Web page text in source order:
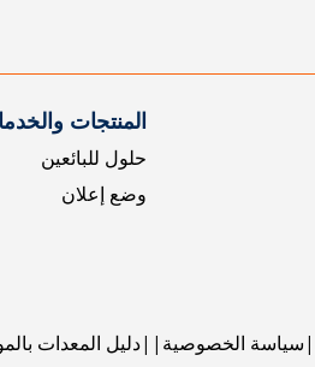
المنتجات
حلول للبائعين
وضع إعلان
سياسة الخصوصية دليل المعدات